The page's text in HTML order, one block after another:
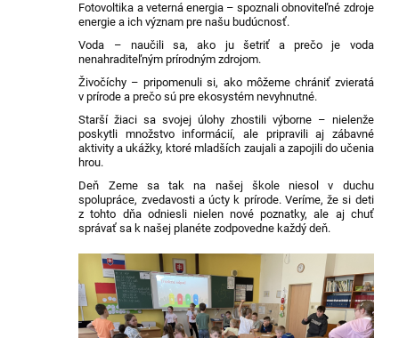
Fotovoltika a veterná energia – spoznali obnoviteľné zdroje
energie a ich význam pre našu budúcnosť.
Voda – naučili sa, ako ju šetriť a prečo je voda
nenahraditeľným prírodným zdrojom.
Živočíchy – pripomenuli si, ako môžeme chrániť zvieratá
v prírode a prečo sú pre ekosystém nevyhnutné.
Starší žiaci sa svojej úlohy zhostili výborne – nielenže
poskytli množstvo informácií, ale pripravili aj zábavné
aktivity a ukážky, ktoré mladších zaujali a zapojili do učenia
hrou.
Deň Zeme sa tak na našej škole niesol v duchu
spolupráce, zvedavosti a úcty k prírode. Veríme, že si deti
z tohto dňa odniesli nielen nové poznatky, ale aj chuť
správať sa k našej planéte zodpovedne každý deň.